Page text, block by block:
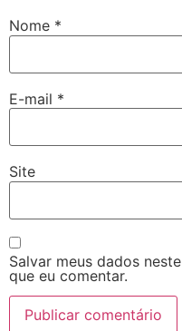
Nome *
E-mail *
Site
Salvar meus dados
que eu comentar.